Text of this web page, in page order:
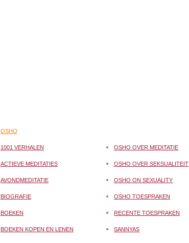
OSHO
1001 VERHALEN
ACTIEVE MEDITATIES
AVONDMEDITATIE
BIOGRAFIE
BOEKEN
BOEKEN KOPEN EN LENEN
OSHO OVER MEDITATIE
OSHO OVER SEKSUALITEIT
OSHO ON SEXUALITY
OSHO TOESPRAKEN
RECENTE TOESPRAKEN
SANNYAS